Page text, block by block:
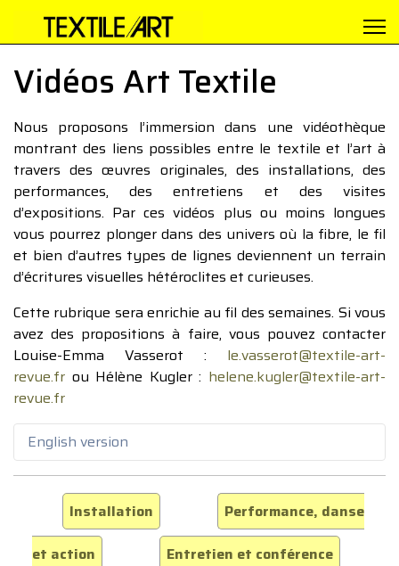
Vidéos Art Textile
Nous proposons l’immersion dans une vidéothèque
montrant des liens possibles entre le textile et l’art à
travers des œuvres originales, des installations, des
performances, des entretiens et des visites
d’expositions. Par ces vidéos plus ou moins longues
vous pourrez plonger dans des univers où la fibre, le fil
et bien d’autres types de lignes deviennent un terrain
d’écritures visuelles hétéroclites et curieuses.
Cette rubrique sera enrichie au fil des semaines. Si vous
avez des propositions à faire, vous pouvez contacter
Louise-Emma Vasserot : le.vasserot@textile-art-
revue.fr ou Hélène Kugler : helene.kugler@textile-art-
revue.fr
English version
Installation
Performance, danse
et action
Entretien et conférence